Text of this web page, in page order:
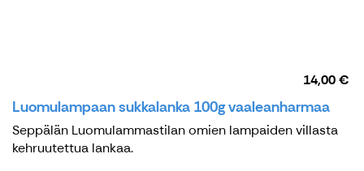
14,00 €
Luomulampaan sukkalanka 100g vaaleanharmaa
Seppälän Luomulammastilan omien lampaiden villasta
kehruutettua lankaa.